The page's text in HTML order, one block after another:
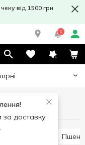
від 1500 грн
1
доставку
Рис